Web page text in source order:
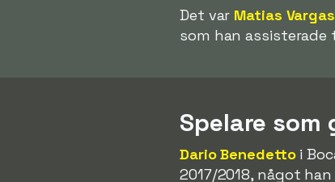
Det var Matias Vargas
som han
Spelare
Dario Benedettoi
2017/2018, något